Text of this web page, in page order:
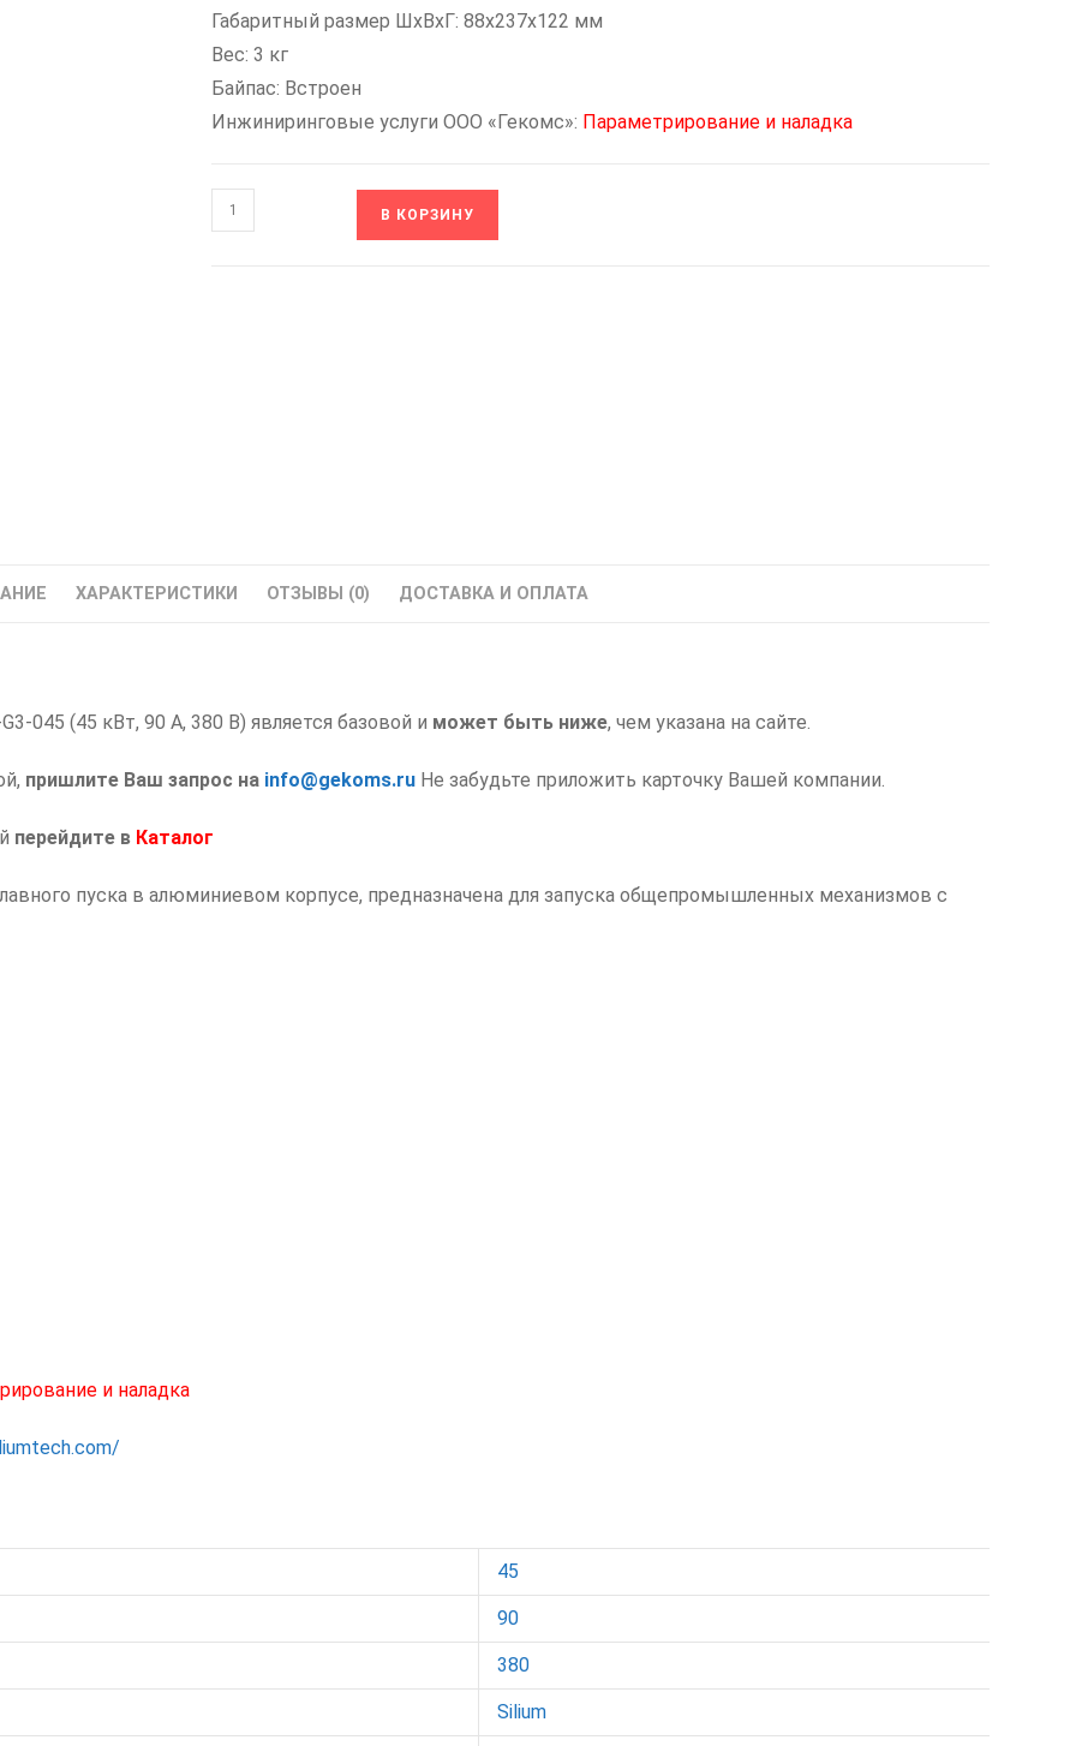
Габаритный размер ШxВxГ: 88x237x122 мм
Вес: 3 кг
Байпас: Встроен
Инжиниринговые услуги ООО «Гекомс»: Параметрирование и наладка
Количество
товара
В КОРЗИНУ
ХАРАКТЕРИСТИКИ ОТЗЫВЫ (0) ДОСТАВКА И ОПЛАТА
045 (45 кВт, 90 А, 380 В) является базовой и может быть ниже, чем указана на сайте.
пришлите Ваш запрос на info@gekoms.ru Не забудьте приложить карточку Вашей компании.
перейдите в Каталог
пуска в алюминиевом корпусе, предназначена для запуска общепромышленных механизмов с
и наладка
45
90
380
Silium